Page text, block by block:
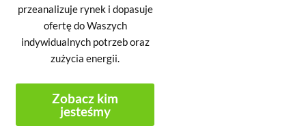
przeanalizuje rynek i dopasuje
ofertę do Waszych
indywidualnych potrzeb oraz
zużycia energii.
Zobacz kim
jesteśmy